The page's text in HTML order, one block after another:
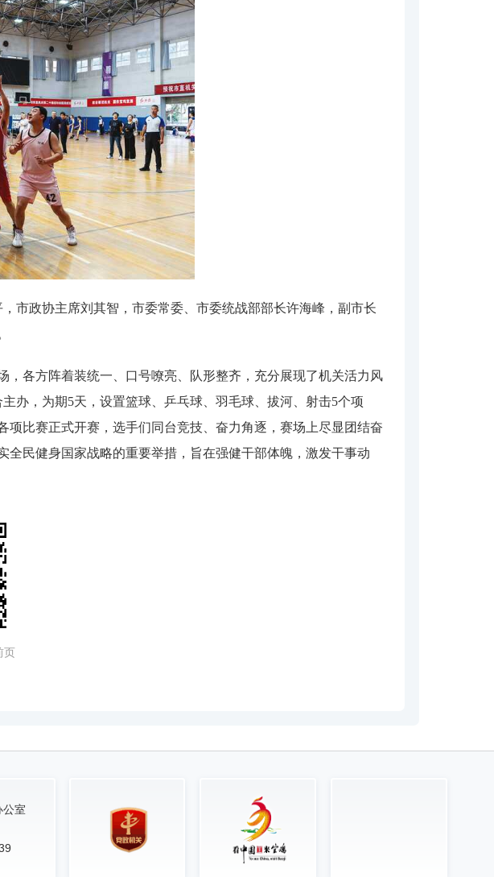
市政协主席刘其智，市委常委、市委统战部部长许海峰，副市长
各方阵着装统一、口号嘹亮、队形整齐，充分展现了机关活力风
办，为期5天，设置篮球、乒乓球、羽毛球、拔河、射击5个项
项比赛正式开赛，选手们同台竞技、奋力角逐，赛场上尽显团结奋
民健身国家战略的重要举措，旨在强健干部体魄，激发干事动
页
公室